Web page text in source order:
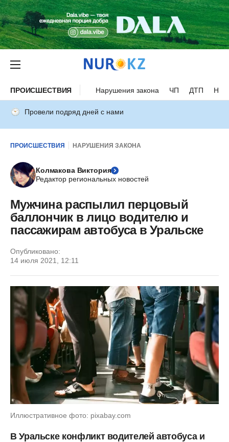
ПРОИСШЕСТВИЯ Нарушения закона ЧП ДТП
Провели подряд дней с нами
ПРОИСШЕСТВИЯ НАРУШЕНИЯ ЗАКОНА
Колмакова Виктория
Редактор региональных новостей
Мужчина распылил перцовый
баллончик в лицо водителю и
пассажирам автобуса в Уральске
Опубликовано:
14 июля 2021, 12:11
Иллюстративное фото: pixabay.com
В Уральске конфликт водителей автобуса и